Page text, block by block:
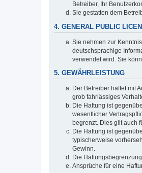
Betreiber, Ihr
Sie gestatten dem
4. GENERAL PUBLIC
Sie nehmen zur
deutschsprachige
verwendet wird. Sie
5. GEWÄHRLEISTUNG
Der Betreiber haftet mit
grob fahrlässiges
Die Haftung ist
wesentlicher
begrenzt. Dies gilt auch
Die Haftung ist
typischerweise
Gewinn.
Die
Ansprüche für eine